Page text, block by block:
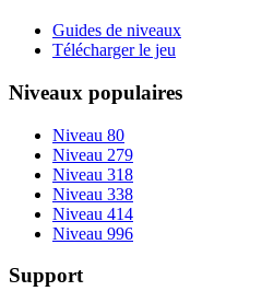
Guides de niveaux
Télécharger le jeu
Niveaux populaires
Niveau 80
Niveau 279
Niveau 318
Niveau 338
Niveau 414
Niveau 996
Support